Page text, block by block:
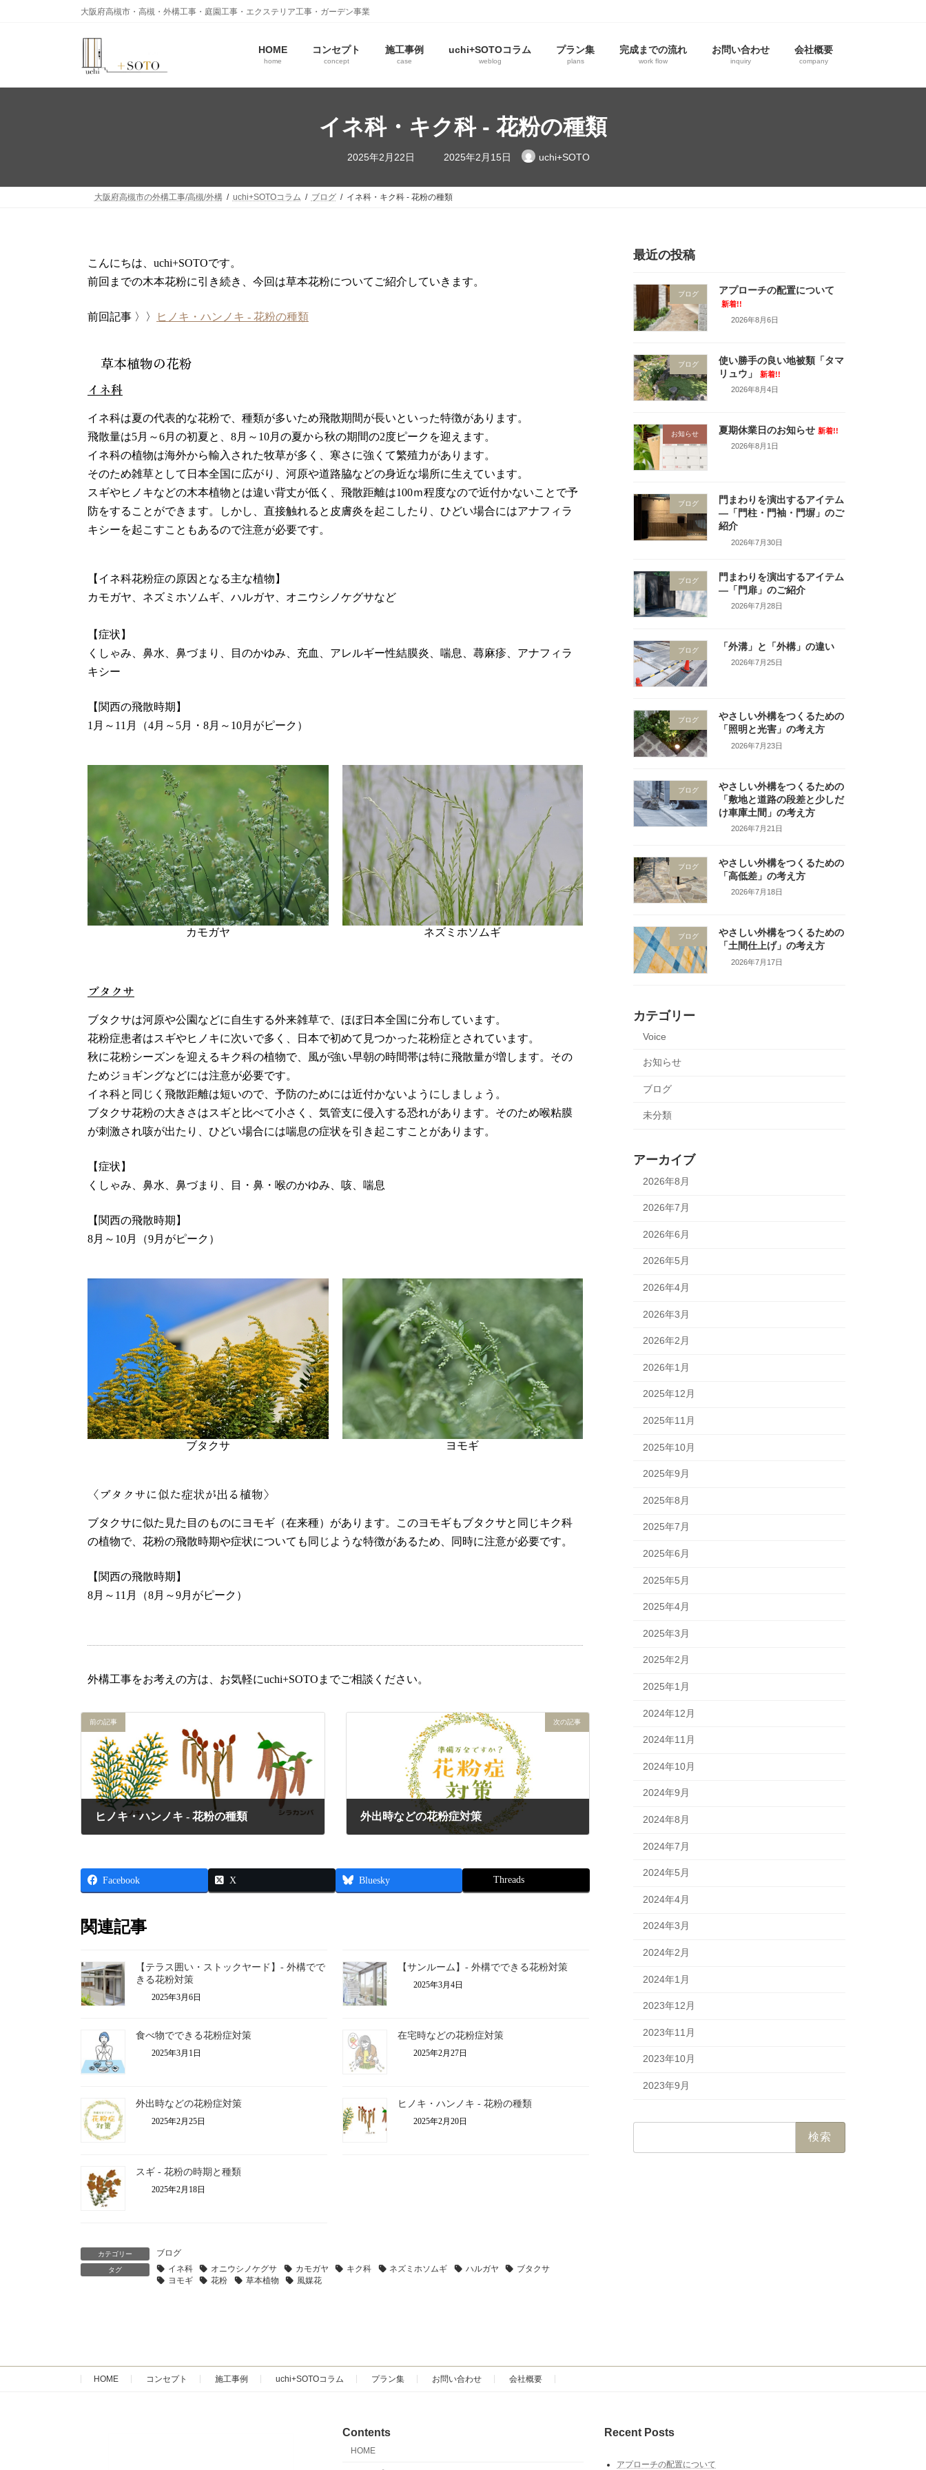
大阪府高槻市・高槻・外構工事・庭園工事・エクステリア工事・ガーデン事業
HOME
home
コンセプト
concept
施工事例
case
uchi+SOTOコラム
weblog
プラン集
plans
完成までの流れ
work flow
お問い合わせ
inquiry
会社概要
company
イネ科・キク科 ‐ 花粉の種類
2025年2月22日 2025年2月15日 uchi+SOTO
大阪府高槻市の外構工事/高槻/外構 uchi+SOTOコラム ブログ イネ科・キク科 ‐ 花粉の種類
こんにちは、uchi+SOTOです。
前回までの木本花粉に引き続き、今回は草本花粉についてご紹介していきます。
前回記事 〉〉 ヒノキ・ハンノキ ‐ 花粉の種類
草本植物の花粉
イネ科
イネ科は夏の代表的な花粉で、種類が多いため飛散期間が長いといった特徴があります。
飛散量は5月～6月の初夏と、8月～10月の夏から秋の期間の2度ピークを迎えます。
イネ科の植物は海外から輸入された牧草が多く、寒さに強くて繁殖力があります。
そのため雑草として日本全国に広がり、河原や道路脇などの身近な場所に生えています。
スギやヒノキなどの木本植物とは違い背丈が低く、飛散距離は100ｍ程度なので近付かないことで予
防をすることができます。しかし、直接触れると皮膚炎を起こしたり、ひどい場合にはアナフィラ
キシーを起こすこともあるので注意が必要です。
【イネ科花粉症の原因となる主な植物】
カモガヤ、ネズミホソムギ、ハルガヤ、オニウシノケグサなど
【症状】
くしゃみ、鼻水、鼻づまり、目のかゆみ、充血、アレルギー性結膜炎、喘息、蕁麻疹、アナフィラ
キシー
【関西の飛散時期】
1月～11月（4月～5月・8月～10月がピーク）
カモガヤ ネズミホソムギ
ブタクサ
ブタクサは河原や公園などに自生する外来雑草で、ほぼ日本全国に分布しています。
花粉症患者はスギやヒノキに次いで多く、日本で初めて見つかった花粉症とされています。
秋に花粉シーズンを迎えるキク科の植物で、風が強い早朝の時間帯は特に飛散量が増します。その
ためジョギングなどには注意が必要です。
イネ科と同じく飛散距離は短いので、予防のためには近付かないようにしましょう。
ブタクサ花粉の大きさはスギと比べて小さく、気管支に侵入する恐れがあります。そのため喉粘膜
が刺激され咳が出たり、ひどい場合には喘息の症状を引き起こすことがあります。
【症状】
くしゃみ、鼻水、鼻づまり、目・鼻・喉のかゆみ、咳、喘息
【関西の飛散時期】
8月～10月（9月がピーク）
ブタクサ ヨモギ
〈ブタクサに似た症状が出る植物〉
ブタクサに似た見た目のものにヨモギ（在来種）があります。このヨモギもブタクサと同じキク科
の植物で、花粉の飛散時期や症状についても同じような特徴があるため、同時に注意が必要です。
【関西の飛散時期】
8月～11月（8月～9月がピーク）
外構工事をお考えの方は、お気軽にuchi+SOTOまでご相談ください。
前の記事
ヒノキ・ハンノキ ‐ 花粉の種類
次の記事
外出時などの花粉症対策
Facebook X Bluesky Threads
関連記事
【テラス囲い・ストックヤード】- 外構でで
きる花粉対策
2025年3月6日
【サンルーム】- 外構でできる花粉対策
2025年3月4日
食べ物でできる花粉症対策
2025年3月1日
在宅時などの花粉症対策
2025年2月27日
外出時などの花粉症対策
2025年2月25日
ヒノキ・ハンノキ ‐ 花粉の種類
2025年2月20日
スギ ‐ 花粉の時期と種類
2025年2月18日
カテゴリー ブログ
タグ イネ科 オニウシノケグサ カモガヤ キク科 ネズミホソムギ ハルガヤ
ブタクサ
ヨモギ
花粉 草本植物 風媒花
最近の投稿
ブログ アプローチの配置について
新着!!
2026年8月6日
ブログ
使い勝手の良い地被類「タマ
リュウ」
新着!!
2026年8月4日
お知らせ 夏期休業日のお知らせ 新着!!
2026年8月1日
ブログ
門まわりを演出するアイテム
―「門柱・門袖・門塀」のご
紹介
2026年7月30日
ブログ
門まわりを演出するアイテム
―「門扉」のご紹介
2026年7月28日
ブログ 「外溝」と「外構」の違い
2026年7月25日
ブログ
やさしい外構をつくるための
「照明と光害」の考え方
2026年7月23日
ブログ
やさしい外構をつくるための
「敷地と道路の段差と少しだ
け車庫土間」の考え方
2026年7月21日
ブログ
やさしい外構をつくるための
「高低差」の考え方
2026年7月18日
ブログ
やさしい外構をつくるための
「土間仕上げ」の考え方
2026年7月17日
カテゴリー
Voice
お知らせ
ブログ
未分類
アーカイブ
2026年8月
2026年7月
2026年6月
2026年5月
2026年4月
2026年3月
2026年2月
2026年1月
2025年12月
2025年11月
2025年10月
2025年9月
2025年8月
2025年7月
2025年6月
2025年5月
2025年4月
2025年3月
2025年2月
2025年1月
2024年12月
2024年11月
2024年10月
2024年9月
2024年8月
2024年7月
2024年5月
2024年4月
2024年3月
2024年2月
2024年1月
2023年12月
2023年11月
2023年10月
2023年9月
HOME コンセプト 施工事例 uchi+SOTOコラム プラン集 お問い合わせ 会社概要
Contents
HOME
Recent Posts
アプローチの配置について